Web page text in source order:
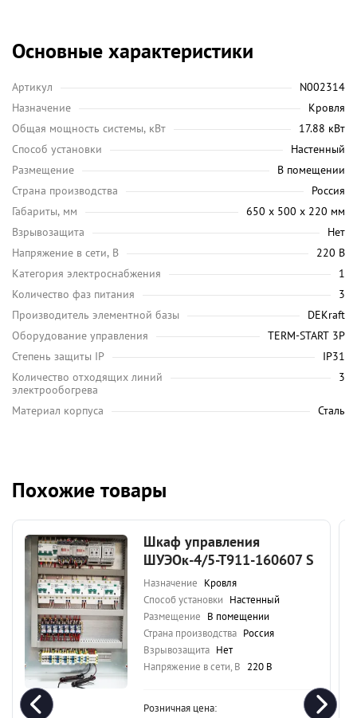
Основные характеристики
Артикул
N002314
Назначение
Кровля
Общая мощность системы, кВт
17.88 кВт
Способ установки
Настенный
Размещение
В помещении
Страна производства
Россия
Габариты, мм
650 х 500 х 220 мм
Взрывозащита
Нет
Напряжение в сети, В
220 В
Категория электроснабжения
1
Количество фаз питания
3
Производитель элементной базы
DEKraft
Оборудование управления
TERM-START 3P
Степень защиты IP
IP31
Количество отходящих линий
электрообогрева
3
Материал корпуса Сталь
Похожие товары
Шкаф управления
ШУЭОк-4/5-Т911-160607 S
Назначение Кровля
Способ установки Настенный
Размещение В помещении
Страна производства Россия
Взрывозащита Нет
Напряжение в сети, В 220 В
Розничная цена: